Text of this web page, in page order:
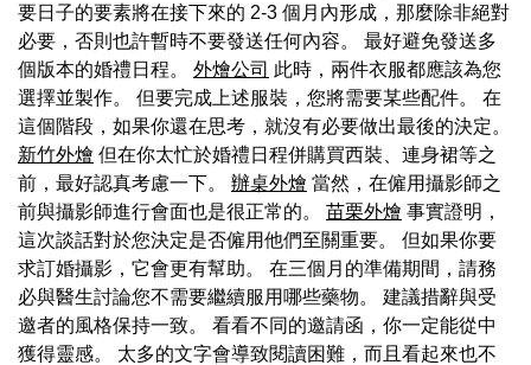
要日子的要素將在接下來的 2-3 個月內形成，那麼除非絕對
必要，否則也許暫時不要發送任何內容。 最好避免發送多
個版本的婚禮日程。 外燴公司 此時，兩件衣服都應該為您
選擇並製作。 但要完成上述服裝，您將需要某些配件。 在
這個階段，如果你還在思考，就沒有必要做出最後的決定。
新竹外燴 但在你太忙於婚禮日程併購買西裝、連身裙等之
前，最好認真考慮一下。 辦桌外燴 當然，在僱用攝影師之
前與攝影師進行會面也是很正常的。 苗栗外燴 事實證明，
這次談話對於您決定是否僱用他們至關重要。 但如果你要
求訂婚攝影，它會更有幫助。 在三個月的準備期間，請務
必與醫生討論您不需要繼續服用哪些藥物。 建議措辭與受
邀者的風格保持一致。 看看不同的邀請函，你一定能從中
獲得靈感。 太多的文字會導致閱讀困難，而且看起來也不